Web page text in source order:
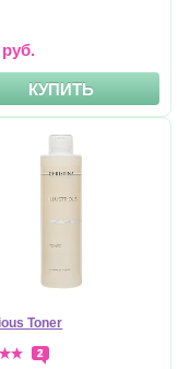
руб.
КУПИТЬ
Toner
2